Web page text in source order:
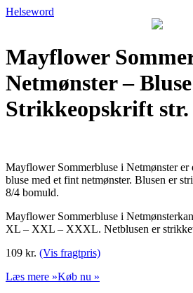
Helseword
Mayflower
Netmønster – Bluse
Strikkeopskrift str.
Mayflower Sommerbluse i Netmønster
bluse med et fint netmønster. Blusen er
8/4 bomuld.
Mayflower Sommerbluse i
XL – XXL – XXXL. Netblusen er
109 kr. (Vis fragtpris)
Læs mere »Køb nu »